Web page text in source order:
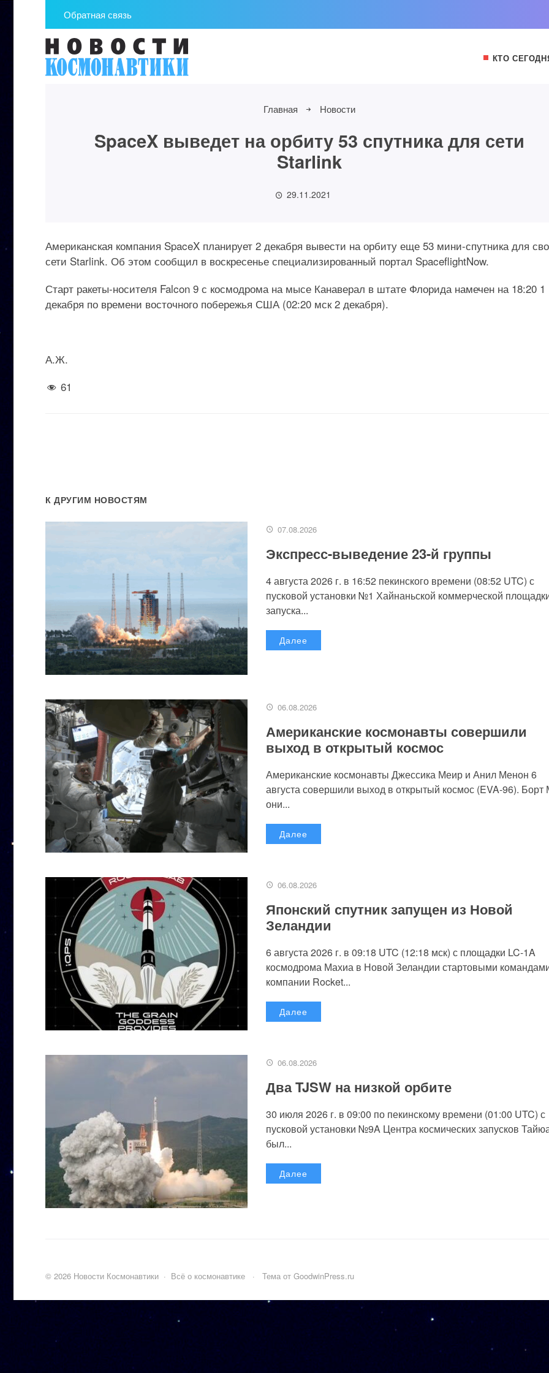
Обратная связь
КТО
Главная Новости
SpaceX выведет на орбиту 53 спутника для сети
Starlink
29.11.2021
Американская компания SpaceX планирует 2 декабря вывести на орбиту еще 53 мини-спутника для
сети Starlink. Об этом сообщил в воскресенье специализированный портал SpaceflightNow.
Старт ракеты-носителя Falcon 9 с космодрома на мысе Канаверал в штате Флорида намечен на 18:20 1
декабря по времени восточного побережья США (02:20 мск 2 декабря).
А.Ж.
61
К ДРУГИМ НОВОСТЯМ
07.08.2026
Экспресс-выведение 23-й группы
4 августа 2026 г. в 16:52 пекинского времени (08:52 UTC) с
пусковой установки №1 Хайнаньской коммерческой
запуска...
Далее
06.08.2026
Американские космонавты совершили
выход в открытый космос
Американские космонавты Джессика Меир и Анил Менон 6
августа совершили выход в открытый космос (EVA-96).
они...
Далее
06.08.2026
Японский спутник запущен из Новой
Зеландии
6 августа 2026 г. в 09:18 UTC (12:18 мск) с площадки LC-1A
космодрома Махиа в Новой Зеландии стартовыми
компании Rocket...
Далее
06.08.2026
Два TJSW на низкой орбите
30 июля 2026 г. в 09:00 по пекинскому времени (01:00 UTC) с
пусковой установки №9A Центра космических запусков
был...
Далее
© 2026 Новости Космонавтики · Всё о космонавтике · Тема от GoodwinPress.ru